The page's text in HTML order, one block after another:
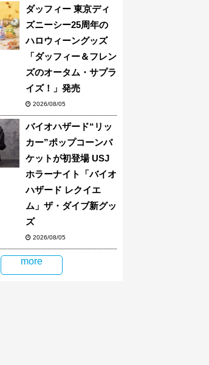
ダッフィー 東京ディ
ズニーシー25周年の
ハロウィーングッズ
「ダッフィー＆フレン
ズのオータム・サプラ
イズ！」発売
2026/08/05
バイオハザード“リッ
カー”ポップコーンバ
ケットが初登場 USJ
ホラーナイト「バイオ
ハザード レクイエ
ム」ザ・ダイブ新グッ
ズ
2026/08/05
more